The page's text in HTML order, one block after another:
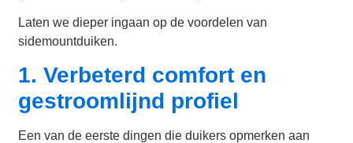
Laten we dieper ingaan op de voordelen van
sidemountduiken.
1. Verbeterd comfort en
gestroomlijnd profiel
Een van de eerste dingen die duikers opmerken aan